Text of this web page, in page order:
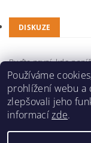
DISKUZE
Buďte první, kdo
Přidat
Používáme
prohlížení webu a
zlepšovali jeho
informacízde.